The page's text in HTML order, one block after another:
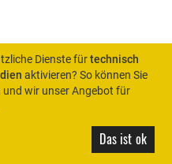
Dienste fürtechnisch
aktivieren? So können Sie
und wir unser Angebot für
Das ist ok